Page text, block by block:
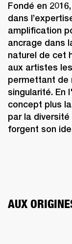
Fondé en
dans
amplification
ancrage dans
naturel de cet
aux artistes
permettant de
singularité. En
concept plus
par la
forgent son
AUX